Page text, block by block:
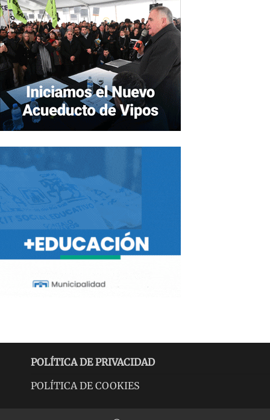
POLÍTICA DE PRIVACIDAD
POLÍTICA DE COOKIES